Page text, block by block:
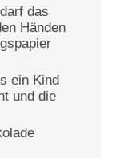
das
Händen
ein Kind
und die